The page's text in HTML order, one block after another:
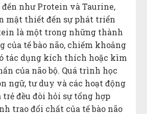
như Protein và Taurine,
mật thiết đến sự phát triển
là một trong những thành
của tế bào não, chiếm khoảng
tác dụng kích thích hoặc kìm
của não bộ. Quá trình học
ngữ, tư duy và các hoạt động
đều đòi hỏi sự tổng hợp
trao đổi chất của tế bào não